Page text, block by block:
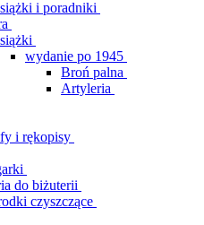
i poradniki
wydanie po 1945
Broń palna
Artyleria
i rękopisy
do biżuterii
czyszczące